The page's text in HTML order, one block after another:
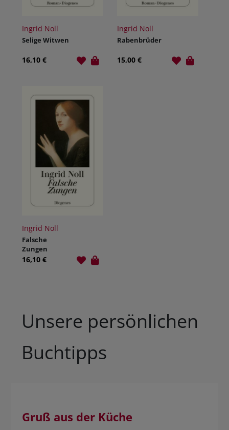
Ingrid Noll
Selige Witwen
16,10 €
Ingrid Noll
Rabenbrüder
15,00 €
Ingrid Noll
Falsche
Zungen
16,10 €
Unsere persönlichen
Buchtipps
Gruß aus der Küche